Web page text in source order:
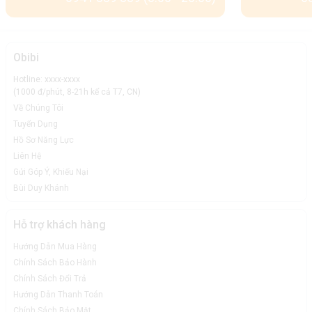
Trình điều khiển thông minh
Loa turbosound Athens TCS122/96-R được nhà sản xuất
trang bị bộ điều khiển tần số thấp 12 inch, bên trong là một
thanh tức thời. Ngoài ra là một trình điều khiển nén động cơ
Obibi
Hotline: xxxx-xxxx
(1000 đ/phút, 8-21h kể cả T7, CN)
Về Chúng Tôi
Tuyển Dụng
Hồ Sơ Năng Lực
Liên Hệ
Gửi Góp Ý, Khiếu Nại
Bùi Duy Khánh
Hỗ trợ khách hàng
Hướng Dẫn Mua Hàng
Chính Sách Bảo Hành
Chính Sách Đổi Trả
Hướng Dẫn Thanh Toán